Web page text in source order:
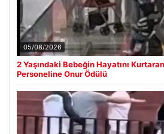
05/08/2026
2 Yaşındaki Bebeğin Hayatını
Personeline Onur Ödülü